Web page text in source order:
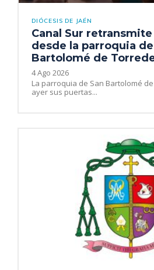
DIÓCESIS DE JAÉN
Canal Sur retransmite
desde la parroquia de
Bartolomé de
4 Ago 2026
La parroquia de San Bartolomé
ayer sus puertas...